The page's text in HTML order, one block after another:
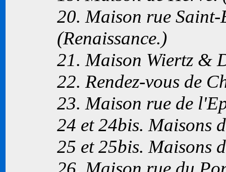
20. Maison rue Saint-
(Renaissance.)
21. Maison Wiertz &
22. Rendez-vous de
23. Maison rue de
24 et 24bis. Maisons
25 et 25bis. Maisons